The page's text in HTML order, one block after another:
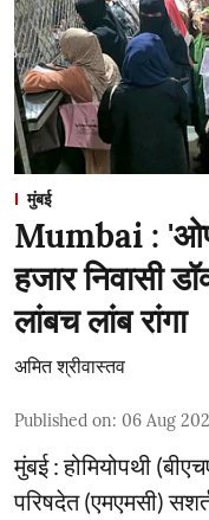
मुंबई
Mumbai :
हजार निवासी
लांबच लांब रांगा
अमित श्रीवास्तव
Published on: 06 Aug
मुंबई : होमियोपथी
परिषदेत (एमएमसी)